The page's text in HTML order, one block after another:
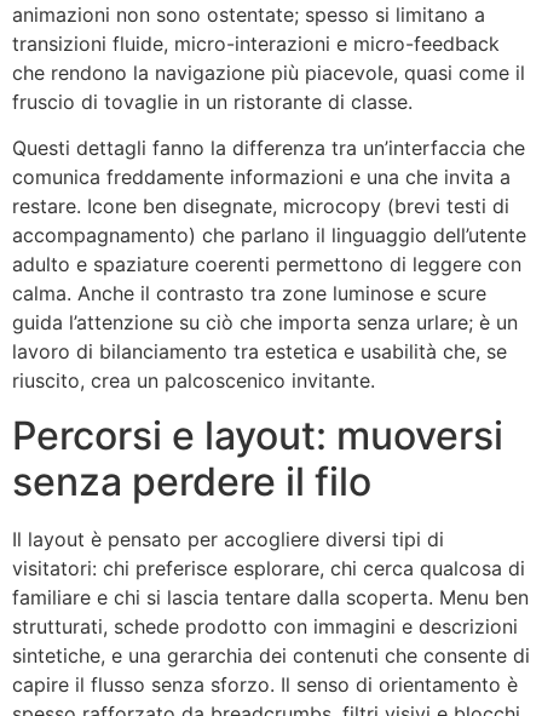
animazioni non sono ostentate; spesso si limitano a
transizioni fluide, micro-interazioni e micro-feedback
che rendono la navigazione più piacevole, quasi come il
fruscio di tovaglie in un ristorante di classe.
Questi dettagli fanno la differenza tra un’interfaccia che
comunica freddamente informazioni e una che invita a
restare. Icone ben disegnate, microcopy (brevi testi di
accompagnamento) che parlano il linguaggio dell’utente
adulto e spaziature coerenti permettono di leggere con
calma. Anche il contrasto tra zone luminose e scure
guida l’attenzione su ciò che importa senza urlare; è un
lavoro di bilanciamento tra estetica e usabilità che, se
riuscito, crea un palcoscenico invitante.
Percorsi e layout: muoversi
senza perdere il filo
Il layout è pensato per accogliere diversi tipi di
visitatori: chi preferisce esplorare, chi cerca qualcosa di
familiare e chi si lascia tentare dalla scoperta. Menu ben
strutturati, schede prodotto con immagini e descrizioni
sintetiche, e una gerarchia dei contenuti che consente di
capire il flusso senza sforzo. Il senso di orientamento è